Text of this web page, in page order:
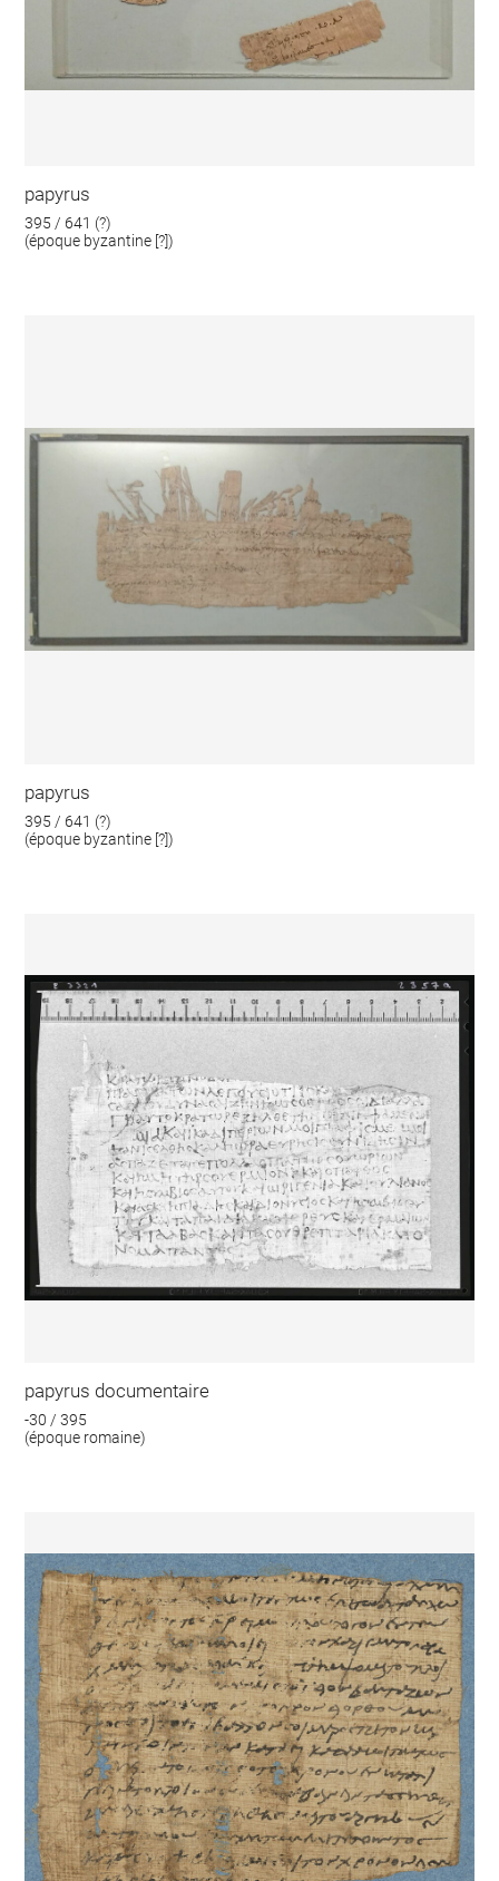
papyrus
395 / 641 (?)
(époque byzantine [?])
papyrus
395 / 641 (?)
(époque byzantine [?])
papyrus documentaire
-30 / 395
(époque romaine)